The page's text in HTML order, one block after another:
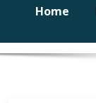
Home